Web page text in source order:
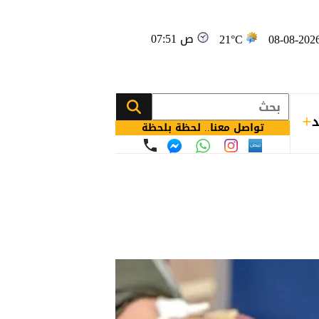
21°C 07:51 ص
تواصل معنا.. لحظة بلحظة